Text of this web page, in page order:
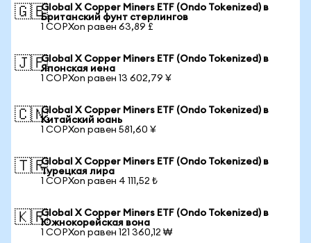
🇬🇧Global X Copper Miners ETF (Ondo Tokenized) в
Британский фунт стерлингов
1 COPXon равен 63,89 £
🇯🇵Global X Copper Miners ETF (Ondo Tokenized) в
Японская иена
1 COPXon равен 13 602,79 ¥
🇨🇳Global X Copper Miners ETF (Ondo Tokenized) в
Китайский юань
1 COPXon равен 581,60 ¥
🇹🇷Global X Copper Miners ETF (Ondo Tokenized) в
Турецкая лира
1 COPXon равен 4 111,52 ₺
🇰🇷Global X Copper Miners ETF (Ondo Tokenized) в
Южнокорейская вона
1 COPXon равен 121 360,12 ₩